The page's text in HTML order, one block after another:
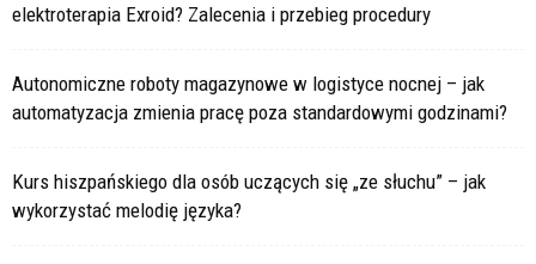
elektroterapia Exroid? Zalecenia i przebieg procedury
Autonomiczne roboty magazynowe w logistyce nocnej – jak
automatyzacja zmienia pracę poza standardowymi godzinami?
Kurs hiszpańskiego dla osób uczących się „ze słuchu” – jak
wykorzystać melodię języka?